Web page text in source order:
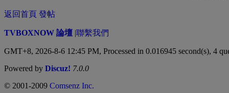
返回首頁 發帖
TVBOXNOW 論壇 |聯繫我們
GMT+8, 2026-8-6 12:45 PM, Processed in 0.016945 second(s), 4
Powered by Discuz! 7.0.0
© 2001-2009 Comsenz Inc.